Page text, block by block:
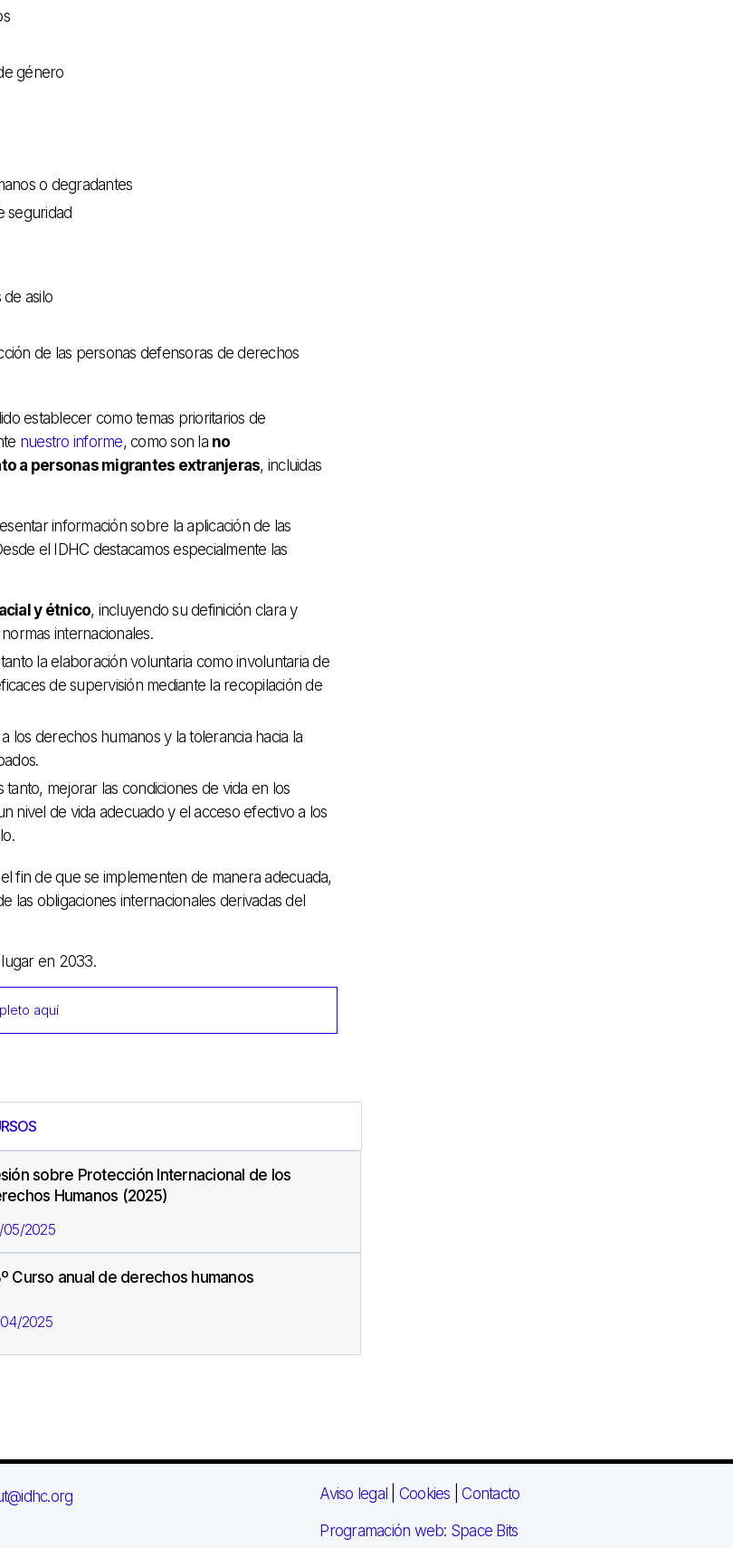
género
o degradantes
seguridad
asilo
de las personas defensoras de derechos
establecer como temas prioritarios de
nuestro informe, como son la no
a personas migrantes extranjeras, incluidas
información sobre la aplicación de las
el IDHC destacamos especialmente las
y étnico, incluyendo su definición clara y
internacionales.
la elaboración voluntaria como involuntaria de
de supervisión mediante la recopilación de
los derechos humanos y la tolerancia hacia la
tanto, mejorar las condiciones de vida en los
nivel de vida adecuado y el acceso efectivo a los
fin de que se implementen de manera adecuada,
las obligaciones internacionales derivadas del
en 2033.
aquí
sobre Protección Internacional de los
Humanos (2025)
2025
Curso anual de derechos humanos
2025
Aviso legal Cookies |Contacto
Programación web: Space Bits